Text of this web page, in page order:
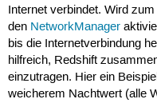
Internet verbindet. Wird
den NetworkManager
bis die Internetverbindung
hilfreich, Redshift
einzutragen. Hier ein
weicherem Nachtwert (alle